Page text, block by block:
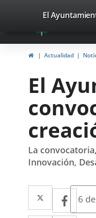
Portal
Web
del
Valladolid
valladolid.es
El
InicioActualidad
El
La
Innovación,
Twitter
Enlace
a
a
6